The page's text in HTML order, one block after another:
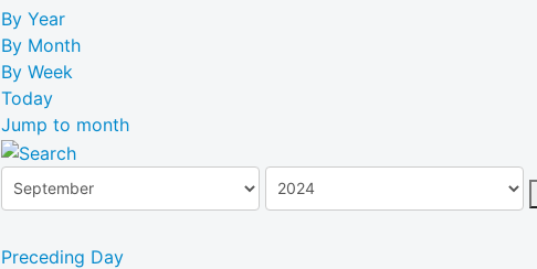
By Year
By Month
By Week
Today
Jump to month
Preceding Day